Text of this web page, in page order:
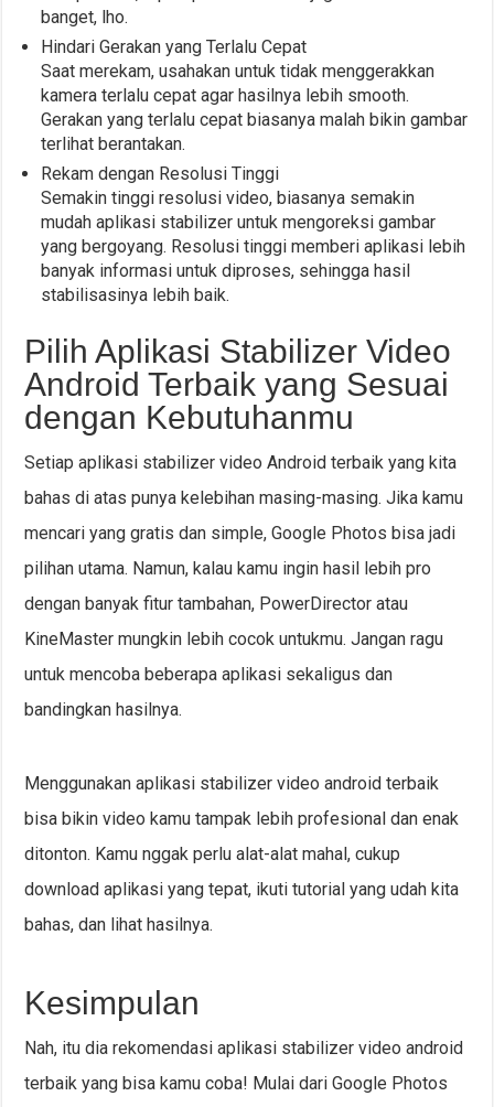
banget, lho.
Hindari Gerakan yang Terlalu Cepat
Saat merekam, usahakan untuk tidak menggerakkan
kamera terlalu cepat agar hasilnya lebih smooth.
Gerakan yang terlalu cepat biasanya malah bikin gambar
terlihat berantakan.
Rekam dengan Resolusi Tinggi
Semakin tinggi resolusi video, biasanya semakin
mudah aplikasi stabilizer untuk mengoreksi gambar
yang bergoyang. Resolusi tinggi memberi aplikasi lebih
banyak informasi untuk diproses, sehingga hasil
stabilisasinya lebih baik.
Pilih Aplikasi Stabilizer Video
Android Terbaik yang Sesuai
dengan Kebutuhanmu
Setiap aplikasi stabilizer video Android terbaik yang kita
bahas di atas punya kelebihan masing-masing. Jika kamu
mencari yang gratis dan simple, Google Photos bisa jadi
pilihan utama. Namun, kalau kamu ingin hasil lebih pro
dengan banyak fitur tambahan, PowerDirector atau
KineMaster mungkin lebih cocok untukmu. Jangan ragu
untuk mencoba beberapa aplikasi sekaligus dan
bandingkan hasilnya.
Menggunakan aplikasi stabilizer video android terbaik
bisa bikin video kamu tampak lebih profesional dan enak
ditonton. Kamu nggak perlu alat-alat mahal, cukup
download aplikasi yang tepat, ikuti tutorial yang udah kita
bahas, dan lihat hasilnya.
Kesimpulan
Nah, itu dia rekomendasi aplikasi stabilizer video android
terbaik yang bisa kamu coba! Mulai dari Google Photos